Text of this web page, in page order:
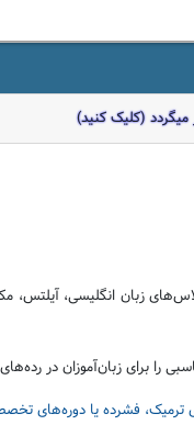
(کلیک کنید)
را برای زبان‌آموزان در
فشرده یا دوره‌های